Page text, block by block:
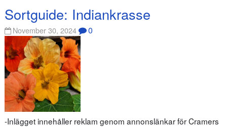
Sortguide: Indiankrasse
November 30, 2024 0
-Inlägget innehåller reklam genom annonslänkar för Cramers